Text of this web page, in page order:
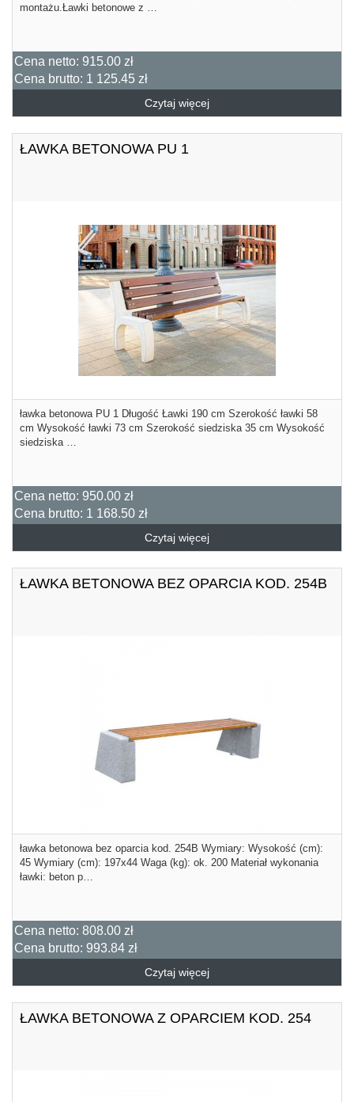
montażu.Ławki betonowe z …
Cena netto: 915.00 zł
Cena brutto: 1 125.45 zł
Czytaj więcej
ŁAWKA BETONOWA PU 1
ławka betonowa PU 1 Długość Ławki 190 cm Szerokość ławki 58
cm Wysokość ławki 73 cm Szerokość siedziska 35 cm Wysokość
siedziska …
Cena netto: 950.00 zł
Cena brutto: 1 168.50 zł
Czytaj więcej
ŁAWKA BETONOWA BEZ OPARCIA KOD. 254B
ławka betonowa bez oparcia kod. 254B Wymiary: Wysokość (cm):
45 Wymiary (cm): 197x44 Waga (kg): ok. 200 Materiał wykonania
ławki: beton p…
Cena netto: 808.00 zł
Cena brutto: 993.84 zł
Czytaj więcej
ŁAWKA BETONOWA Z OPARCIEM KOD. 254